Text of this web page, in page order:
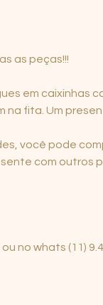
as peças!!!
em caixinhas
na fita. Um
você pode
com outros
no whats (11)